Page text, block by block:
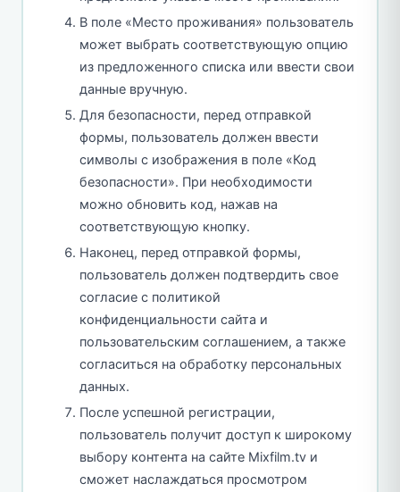
В поле «Место проживания» пользователь
может выбрать соответствующую опцию
из предложенного списка или ввести свои
данные вручную.
Для безопасности, перед отправкой
формы, пользователь должен ввести
символы с изображения в поле «Код
безопасности». При необходимости
можно обновить код, нажав на
соответствующую кнопку.
Наконец, перед отправкой формы,
пользователь должен подтвердить свое
согласие с политикой
конфиденциальности сайта и
пользовательским соглашением, а также
согласиться на обработку персональных
данных.
После успешной регистрации,
пользователь получит доступ к широкому
выбору контента на сайте Mixfilm.tv и
сможет наслаждаться просмотром